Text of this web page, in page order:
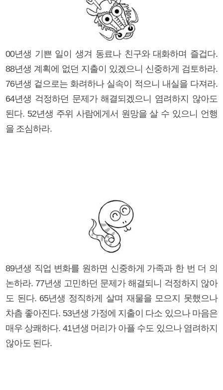
00년생 기쁜 일이 생겨 동료나 친구와 대화하며 즐겁다.
88년생 계획에 없던 지출이 있겠으니 신중하게 검토하라.
76년생 겉으로는 화려하나 실속이 적으니 내실을 다져라.
64년생 걱정하던 문제가 해결되겠으니 염려하지 않아도
된다. 52년생 주위 사람에게서 원망을 살 수 있으니 언행
을 조심하라.
89년생 직업 변화를 원하면 신중하게 가족과 한 번 더 의
논하라. 77년생 고민하던 문제가 해결되니 걱정하지 않아
도 된다. 65년생 정직하게 살며 재물을 모으지 못했으나
차츰 좋아진다. 53년생 가정에 지출이 다소 있으나 마음은
매우 상쾌하다. 41년생 머리가 아플 수도 있으나 염려하지
않아도 된다.